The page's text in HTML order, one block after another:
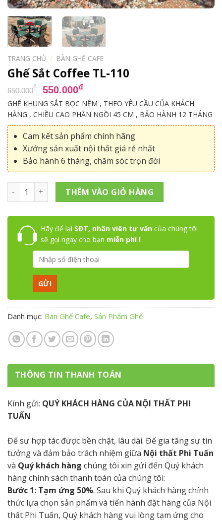
TRANG CHỦ / BÀN GHẾ CAFE
Ghế Sắt Coffee TL-110
650.000₫ Giá
gốc
là:
650.000₫.
550.000₫Giá
hiện
tại
là:
550.000₫.
GHẾ KHUNG SẮT BỌC NỆM , THEO YÊU CẦU CỦA KHÁCH
HÀNG , CHIỀU CAO PHẦN NGỒI 45 CM , BẢO HÀNH 12 THÁNG
Cam kết sản phẩm chính hãng
Xưởng sản xuất nội thất giá rẻ nhất
Bảo hành 6 tháng, chăm sóc trọn đời
Ghế Sắt Coffee TL-110 số lượng
THÊM VÀO GIỎ HÀNG
Hãy để lại SĐT, nhân viên tư vấncủa chúng tôi
sẽ gọi ngay cho bạn miễn phí !
Danh mục: Bàn Ghế Cafe, Sản Phẩm Ghế
THÔNG TIN THANH TOÁN
Kính gửi: QUÝ KHÁCH HÀNG CỦA NỘI THẤT PHI
TUẤN
Để sự hợp tác được bền chặt, lâu dài. Để gia tăng sự tin
tưởng và đảm bảo trách nhiệm giữa Nội thất Phi Tuấn
và Quý khách hàng chúng tôi xin gửi đến Quý khách
hàng chính sách thanh toán của chúng tôi:
Bước 1: Tạm ứng 50%. Sau khi Quý khách hàng chính
thức lựa chọn sản phẩm và tiến hành đặt hàng của Nội
thất Phi Tuấn, Quý khách hàng vui lòng tạm ứng cho